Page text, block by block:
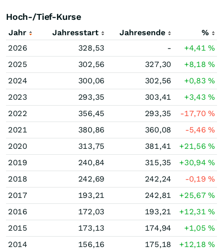
Hoch-/Tief-Kurse
Jahr Jahresstart Jahresende
%
2026
328,53 - +4,41%
2025
302,56 327,30 +8,18%
2024
300,06 302,56 +0,83%
2023
293,35 303,41 +3,43%
2022
356,45 293,35 -17,70%
2021
380,86 360,08 -5,46%
2020
313,75 381,41 +21,56%
2019
240,84 315,35 +30,94%
2018
242,69 242,24 -0,19%
2017
193,21 242,81 +25,67%
2016
172,03 193,21 +12,31%
2015
173,13 174,94 +1,05%
2014
156,16 175,18 +12,18%